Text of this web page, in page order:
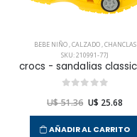
BEBE NIÑO,CALZADO,CHANCLAS
SKU: 210991-77J
U$ 51.36 U$ 25.68
AÑADIR AL CARRITO